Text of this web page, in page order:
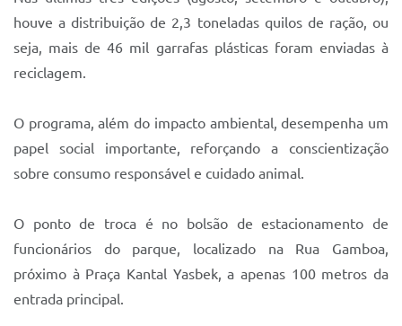
houve a distribuição de 2,3 toneladas quilos de ração, ou
seja, mais de 46 mil garrafas plásticas foram enviadas à
reciclagem.
O programa, além do impacto ambiental, desempenha um
papel social importante, reforçando a conscientização
sobre consumo responsável e cuidado animal.
O ponto de troca é no bolsão de estacionamento de
funcionários do parque, localizado na Rua Gamboa,
próximo à Praça Kantal Yasbek, a apenas 100 metros da
entrada principal.